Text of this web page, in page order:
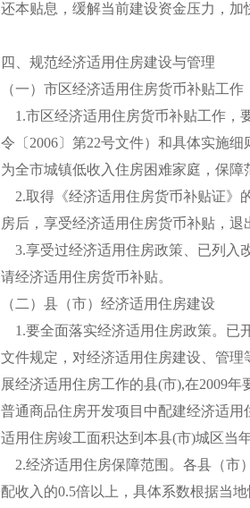
还本贴息，缓解当前建设资金压力，加
四、规范经济适用住房建设与管理
（一）市区经济适用住房货币补贴工作
1.市区经济适用住房货币补贴工作，
令〔2006〕第22号文件）和具体实施
为全市城镇低收入住房困难家庭，保障
2.取得《经济适用住房货币补贴证》
房后，享受经济适用住房货币补贴，退
3.享受过经济适用住房政策、已列入
请经济适用住房货币补贴。
（二）县（市）经济适用住房建设
1.要全面落实经济适用住房政策。已
文件规定，对经济适用住房建设、管
展经济适用住房工作的县(市),在2009
普通商品住房开发项目中配建经济适用
适用住房竣工面积达到本县(市)城区当
2.经济适用住房保障范围。各县（市
配收入的0.5倍以上，具体系数根据当